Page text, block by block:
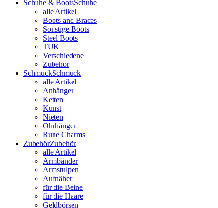
Schuhe & BootsSchuhe
alle Artikel
Boots and Braces
Sonstige Boots
Steel Boots
TUK
Verschiedene
Zubehör
SchmuckSchmuck
alle Artikel
Anhänger
Ketten
Kunst
Nieten
Ohrhänger
Rune Charms
ZubehörZubehör
alle Artikel
Armbänder
Armstulpen
Aufnäher
für die Beine
für die Haare
Geldbörsen